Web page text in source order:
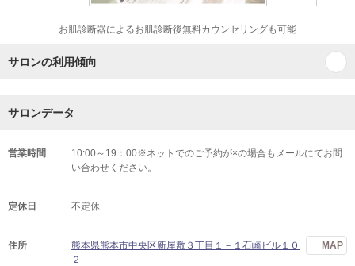
お肌診断器によるお肌診断後無料カウンセリングも可能
サロンの利用傾向
サロンデータ
営業時間
10:00～19：00※ネットでのご予約が×の場合もメールにてお問
い合わせください。
定休日 不定休
住所
熊本県熊本市中央区新屋敷３丁目１－１石崎ビル１０
２
MAP